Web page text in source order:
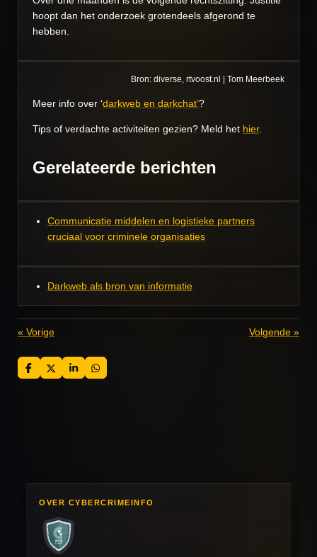
hoopt dan het onderzoek grotendeels afgerond te
hebben.
Bron: diverse, rtvoost.nl | Tom Meerbeek
Meer info over ‘darkweb en darkchat’?
Tips of verdachte activiteiten gezien? Meld het hier.
Gerelateerde berichten
Communicatie middelen en logistieke partners
cruciaal voor criminele organisaties
Darkweb als bron van informatie
« Vorige Volgende »
D
e
D
e
S
h
D
e
OVER CYBERCRIMEINFO